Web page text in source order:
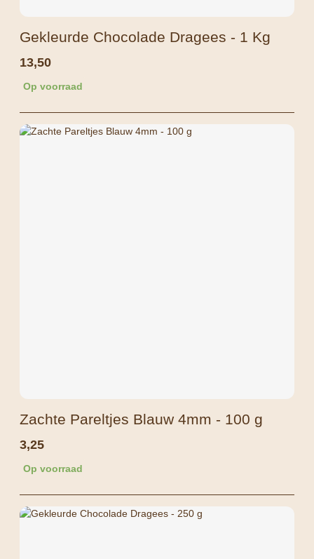
Gekleurde Chocolade Dragees - 1 Kg
13,50
Op voorraad
Zachte Pareltjes Blauw 4mm - 100 g
3,25
Op voorraad